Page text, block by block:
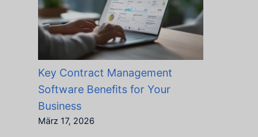
Key Contract Management
Software Benefits for Your
Business
März 17, 2026